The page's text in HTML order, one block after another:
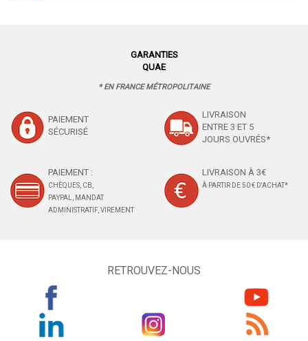
GARANTIES
QUAE
* EN FRANCE MÉTROPOLITAINE
PAIEMENT
SÉCURISÉ
LIVRAISON
ENTRE 3 ET 5
JOURS OUVRÉS*
PAIEMENT :
CHÈQUES, CB,
PAYPAL, MANDAT
ADMINISTRATIF, VIREMENT
LIVRAISON À 3€
À PARTIR DE 50 € D'ACHAT*
RETROUVEZ-NOUS